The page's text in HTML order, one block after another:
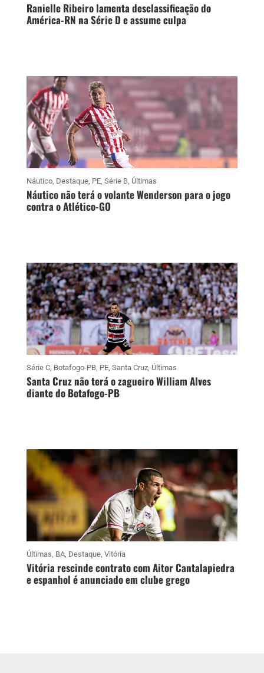
Ranielle Ribeiro lamenta desclassificação do
América-RN na Série D e assume culpa
Náutico, Destaque, PE, Série B, Últimas
Náutico não terá o volante Wenderson para o jogo
contra o Atlético-GO
Série C, Botafogo-PB, PE, Santa Cruz, Últimas
Santa Cruz não terá o zagueiro William Alves
diante do Botafogo-PB
Últimas, BA, Destaque, Vitória
Vitória rescinde contrato com Aitor Cantalapiedra
e espanhol é anunciado em clube grego